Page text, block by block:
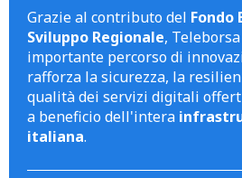
Grazie al contributo del Fondo
Sviluppo Regionale,
importante percorso di
rafforza la sicurezza, la
qualità dei servizi digitali
a beneficio dell'intera
italiana.